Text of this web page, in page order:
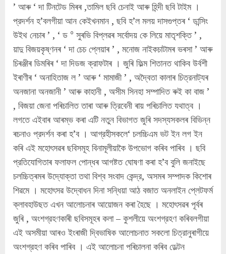
’ আৰু ‘ দা টিনটেড মিৰৰ ,তামিল ছবি চেনাই আৰু হিন্দী ছবি টাইম ।
প্রদর্শন হ’বলগীয়া আন কেইখনমান , ছবি হ’ল মলয় দাসগুপ্তৰ ‘ ডান্সিং
উইথ নেচাৰ ’ , ‘ ড ° সুৰভি বিপ্লৱৰ সৰ্বোদয় কে লিয়ে মাতৃশক্তি ’ ,
য়াদু বিজয়কৃষ্ণনৰ ‘ দা চেচ প্লেয়াৰ ’ , মনােজ নাইকচাটামৰ ভৰসা ’ আৰু
চিৰঞ্জীৰ ডিমৰিৰ ‘ দা দিডজ ক্রাফটাৰ । জুৰি ফিল্ম শিতানত থাকিব উর্বশী
ইৰাণীৰ ‘ অনাহিতাজ ল ’ আৰু ‘ মামাজী ’ , অদ্বৈতা কালাৰ চিত্রনাট্যৰ
অনজানা অনজানী ’ আৰু কাহানী , অসীম সিনহা সম্পাদিত ৰুই কা বাজ ’
, বিজয়া জেনা পৰিচালিত তাৰা আৰু ত্রিবেনী ৰায় পৰিচালিত যথাত্ব ।
লগতে এইবাৰ আৰম্ভ কৰা এটি নতুন বিভাগত জুৰি সদস্যসকলৰ বিভিন্ন
ৰচনাও প্রদর্শন কৰা হ’ব । আগ্রহীসকলে‘ চলচ্চিএম ভট ইন লগ ইন
কৰি এই মহোৎসৱৰ ছবিসমূহ বিনামূলীয়াকৈ উপভােগ কৰিব পাৰিব । ছবি
প্রতিযােগিতাৰ ফলাফল পােন্ধৰ আগষ্টত ঘােষণা কৰা হ’ব বুলি জনাইছে
চলচ্চিত্ৰমৰ উদ্যোক্তা তথা বিশ্ব সংবাদ কেন্দ্র, অসমৰ সম্পাদক কিশােৰ
শিৱমে । মহােৎসৱ উদ্বোধন দিনা সন্ধিয়া আঠ বজাত অনলাইন প্লেটফর্ম
ক্লাবহাউছত এখন আলােচনাৰ আয়ােজন কৰা হৈছে । মহােৎসৱৰ পূৰ্বৰ
জুৰি , অংশগ্রহণকাৰী ছবিসমূহৰ কলা – কুশলীয়ে অংশগ্রহণ কৰিবলগীয়া
এই অসমীয়া আৰও ইংৰাজী দ্বিভাষিক আলােচনাত সকলাে চিত্রানুৰাগীয়ে
অংশগ্রহণ কৰিব পাৰিব । এই আলােচনা পৰিচালনা কৰিব ডেল্টন